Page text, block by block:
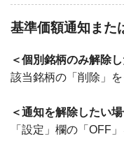
基準価額通知また
＜個別銘柄のみ解除
該当銘柄の「削除」
＜通知を解除したい場
「設定」欄の「OFF